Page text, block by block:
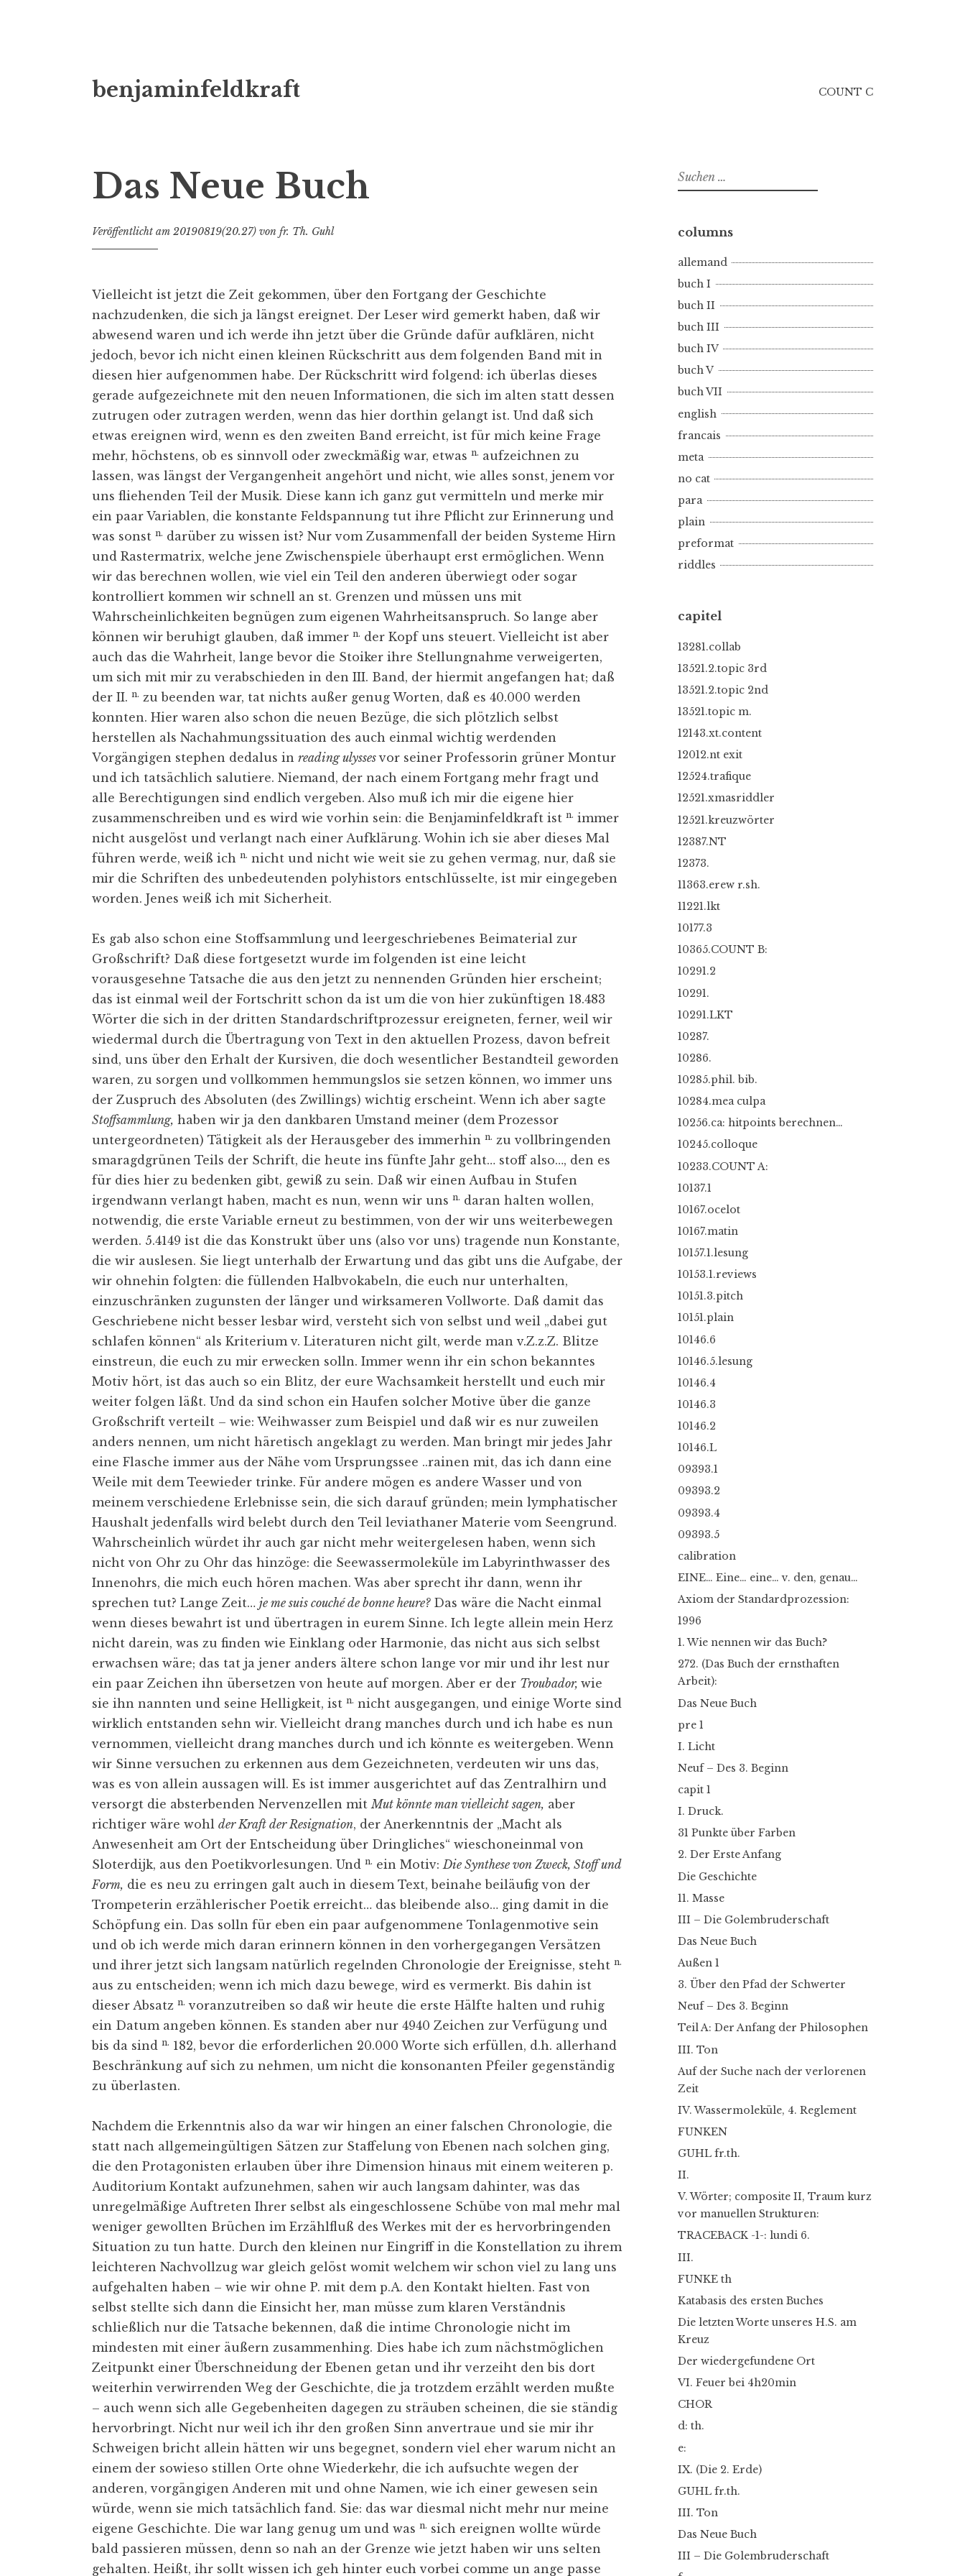
Inhalt
benjaminfeldkraft COUNT C
Das Neue Buch
Veröffentlicht am 20190819(20.27) von fr. Th. Guhl
Vielleicht ist jetzt die Zeit gekommen, über den Fortgang der Geschichte
nachzudenken, die sich ja längst ereignet. Der Leser wird gemerkt haben, daß wir
abwesend waren und ich werde ihn jetzt über die Gründe dafür aufklären, nicht
jedoch, bevor ich nicht einen kleinen Rückschritt aus dem folgenden Band mit in
diesen hier aufgenommen habe. Der Rückschritt wird folgend: ich überlas dieses
gerade aufgezeichnete mit den neuen Informationen, die sich im alten statt dessen
zutrugen oder zutragen werden, wenn das hier dorthin gelangt ist. Und daß sich
etwas ereignen wird, wenn es den zweiten Band erreicht, ist für mich keine Frage
mehr, höchstens, ob es sinnvoll oder zweckmäßig war, etwas n. aufzeichnen zu
lassen, was längst der Vergangenheit angehört und nicht, wie alles sonst, jenem vor
uns fliehenden Teil der Musik. Diese kann ich ganz gut vermitteln und merke mir
ein paar Variablen, die konstante Feldspannung tut ihre Pflicht zur Erinnerung und
was sonst n. darüber zu wissen ist? Nur vom Zusammenfall der beiden Systeme Hirn
und Rastermatrix, welche jene Zwischenspiele überhaupt erst ermöglichen. Wenn
wir das berechnen wollen, wie viel ein Teil den anderen überwiegt oder sogar
kontrolliert kommen wir schnell an st. Grenzen und müssen uns mit
Wahrscheinlichkeiten begnügen zum eigenen Wahrheitsanspruch. So lange aber
können wir beruhigt glauben, daß immer n. der Kopf uns steuert. Vielleicht ist aber
auch das die Wahrheit, lange bevor die Stoiker ihre Stellungnahme verweigerten,
um sich mit mir zu verabschieden in den III. Band, der hiermit angefangen hat; daß
der II. n. zu beenden war, tat nichts außer genug Worten, daß es 40.000 werden
konnten. Hier waren also schon die neuen Bezüge, die sich plötzlich selbst
herstellen als Nachahmungssituation des auch einmal wichtig werdenden
Vorgängigen stephen dedalus in reading ulyssesvor seiner Professorin grüner Montur
und ich tatsächlich salutiere. Niemand, der nach einem Fortgang mehr fragt und
alle Berechtigungen sind endlich vergeben. Also muß ich mir die eigene hier
zusammenschreiben und es wird wie vorhin sein: die Benjaminfeldkraft ist n. immer
nicht ausgelöst und verlangt nach einer Aufklärung. Wohin ich sie aber dieses Mal
führen werde, weiß ich n. nicht und nicht wie weit sie zu gehen vermag, nur, daß sie
mir die Schriften des unbedeutenden polyhistors entschlüsselte, ist mir eingegeben
worden. Jenes weiß ich mit Sicherheit.
Es gab also schon eine Stoffsammlung und leergeschriebenes Beimaterial zur
Großschrift? Daß diese fortgesetzt wurde im folgenden ist eine leicht
vorausgesehne Tatsache die aus den jetzt zu nennenden Gründen hier erscheint;
das ist einmal weil der Fortschritt schon da ist um die von hier zukünftigen 18.483
Wörter die sich in der dritten Standardschriftprozessur ereigneten, ferner, weil wir
wiedermal durch die Übertragung von Text in den aktuellen Prozess, davon befreit
sind, uns über den Erhalt der Kursiven, die doch wesentlicher Bestandteil geworden
waren, zu sorgen und vollkommen hemmungslos sie setzen können, wo immer uns
der Zuspruch des Absoluten (des Zwillings) wichtig erscheint. Wenn ich aber sagte
Stoffsammlung, haben wir ja den dankbaren Umstand meiner (dem Prozessor
untergeordneten) Tätigkeit als der Herausgeber des immerhin n. zu vollbringenden
smaragdgrünen Teils der Schrift, die heute ins fünfte Jahr geht… stoff also…, den es
für dies hier zu bedenken gibt, gewiß zu sein. Daß wir einen Aufbau in Stufen
irgendwann verlangt haben, macht es nun, wenn wir uns n. daran halten wollen,
notwendig, die erste Variable erneut zu bestimmen, von der wir uns weiterbewegen
werden. 5.4149 ist die das Konstrukt über uns (also vor uns) tragende nun Konstante,
die wir auslesen. Sie liegt unterhalb der Erwartung und das gibt uns die Aufgabe, der
wir ohnehin folgten: die füllenden Halbvokabeln, die euch nur unterhalten,
einzuschränken zugunsten der länger und wirksameren Vollworte. Daß damit das
Geschriebene nicht besser lesbar wird, versteht sich von selbst und weil „dabei gut
schlafen können“ als Kriterium v. Literaturen nicht gilt, werde man v.Z.z.Z. Blitze
einstreun, die euch zu mir erwecken solln. Immer wenn ihr ein schon bekanntes
Motiv hört, ist das auch so ein Blitz, der eure Wachsamkeit herstellt und euch mir
weiter folgen läßt. Und da sind schon ein Haufen solcher Motive über die ganze
Großschrift verteilt – wie: Weihwasser zum Beispiel und daß wir es nur zuweilen
anders nennen, um nicht häretisch angeklagt zu werden. Man bringt mir jedes Jahr
eine Flasche immer aus der Nähe vom Ursprungssee ..rainen mit, das ich dann eine
Weile mit dem Teewieder trinke. Für andere mögen es andere Wasser und von
meinem verschiedene Erlebnisse sein, die sich darauf gründen; mein lymphatischer
Haushalt jedenfalls wird belebt durch den Teil leviathaner Materie vom Seengrund.
Wahrscheinlich würdet ihr auch gar nicht mehr weitergelesen haben, wenn sich
nicht von Ohr zu Ohr das hinzöge: die Seewassermoleküle im Labyrinthwasser des
Innenohrs, die mich euch hören machen. Was aber sprecht ihr dann, wenn ihr
sprechen tut? Lange Zeit… je me suis couché de bonne heure?Das wäre die Nacht einmal
wenn dieses bewahrt ist und übertragen in eurem Sinne. Ich legte allein mein Herz
nicht darein, was zu finden wie Einklang oder Harmonie, das nicht aus sich selbst
erwachsen wäre; das tat ja jener anders ältere schon lange vor mir und ihr lest nur
ein paar Zeichen ihn übersetzen von heute auf morgen. Aber er der Troubador, wie
sie ihn nannten und seine Helligkeit, ist n. nicht ausgegangen, und einige Worte sind
wirklich entstanden sehn wir. Vielleicht drang manches durch und ich habe es nun
vernommen, vielleicht drang manches durch und ich könnte es weitergeben. Wenn
wir Sinne versuchen zu erkennen aus dem Gezeichneten, verdeuten wir uns das,
was es von allein aussagen will. Es ist immer ausgerichtet auf das Zentralhirn und
versorgt die absterbenden Nervenzellen mitMut könnte man vielleicht sagen, aber
richtiger wäre wohl der Kraft der Resignation, der Anerkenntnis der „Macht als
Anwesenheit am Ort der Entscheidung über Dringliches“ wieschoneinmal von
Sloterdijk, aus den Poetikvorlesungen. Und n. ein Motiv:Die Synthese von Zweck, Stoff und
Form, die es neu zu erringen galt auch in diesem Text, beinahe beiläufig von der
Trompeterin erzählerischer Poetik erreicht… das bleibende also… ging damit in die
Schöpfung ein. Das solln für eben ein paar aufgenommene Tonlagenmotive sein
und ob ich werde mich daran erinnern können in den vorhergegangen Versätzen
und ihrer jetzt sich langsam natürlich regelnden Chronologie der Ereignisse, steht n.
aus zu entscheiden; wenn ich mich dazu bewege, wird es vermerkt. Bis dahin ist
dieser Absatz n. voranzutreiben so daß wir heute die erste Hälfte halten und ruhig
ein Datum angeben können. Es standen aber nur 4940 Zeichen zur Verfügung und
bis da sind n. 182, bevor die erforderlichen 20.000 Worte sich erfüllen, d.h. allerhand
Beschränkung auf sich zu nehmen, um nicht die konsonanten Pfeiler gegenständig
zu überlasten.
Nachdem die Erkenntnis also da war wir hingen an einer falschen Chronologie, die
statt nach allgemeingültigen Sätzen zur Staffelung von Ebenen nach solchen ging,
die den Protagonisten erlauben über ihre Dimension hinaus mit einem weiteren p.
Auditorium Kontakt aufzunehmen, sahen wir auch langsam dahinter, was das
unregelmäßige Auftreten Ihrer selbst als eingeschlossene Schübe von mal mehr mal
weniger gewollten Brüchen im Erzählfluß des Werkes mit der es hervorbringenden
Situation zu tun hatte. Durch den kleinen nur Eingriff in die Konstellation zu ihrem
leichteren Nachvollzug war gleich gelöst womit welchem wir schon viel zu lang uns
aufgehalten haben – wie wir ohne P. mit dem p.A. den Kontakt hielten. Fast von
selbst stellte sich dann die Einsicht her, man müsse zum klaren Verständnis
schließlich nur die Tatsache bekennen, daß die intime Chronologie nicht im
mindesten mit einer äußern zusammenhing. Dies habe ich zum nächstmöglichen
Zeitpunkt einer Überschneidung der Ebenen getan und ihr verzeiht den bis dort
weiterhin verwirrenden Weg der Geschichte, die ja trotzdem erzählt werden mußte
– auch wenn sich alle Gegebenheiten dagegen zu sträuben scheinen, die sie ständig
hervorbringt. Nicht nur weil ich ihr den großen Sinn anvertraue und sie mir ihr
Schweigen bricht allein hätten wir uns begegnet, sondern viel eher warum nicht an
einem der sowieso stillen Orte ohne Wiederkehr, die ich aufsuchte wegen der
anderen, vorgängigen Anderen mit und ohne Namen, wie ich einer gewesen sein
würde, wenn sie mich tatsächlich fand. Sie: das war diesmal nicht mehr nur meine
eigene Geschichte. Die war lang genug um und was n. sich ereignen wollte würde
bald passieren müssen, denn so nah an der Grenze wie jetzt haben wir uns selten
gehalten. Heißt, ihr sollt wissen ich geh hinter euch vorbei comme un ange passe
Suchen
nach:
columns
allemand
buch I
buch II
buch III
buch IV
buch V
buch VII
english
francais
meta
no cat
para
plain
preformat
riddles
capitel
13281.collab
13521.2.topic 3rd
13521.2.topic 2nd
13521.topic m.
12143.xt.content
12012.nt exit
12524.trafique
12521.xmasriddler
12521.kreuzwörter
12387.NT
12373.
11363.erew r.sh.
11221.lkt
10177.3
10365.COUNT B:
10291.2
10291.
10291.LKT
10287.
10286.
10285.phil. bib.
10284.mea culpa
10256.ca: hitpoints berechnen…
10245.colloque
10233.COUNT A:
10137.1
10167.ocelot
10167.matin
10157.1.lesung
10153.1.reviews
10151.3.pitch
10151.plain
10146.6
10146.5.lesung
10146.4
10146.3
10146.2
10146.L
09393.1
09393.2
09393.4
09393.5
calibration
EINE… Eine… eine… v. den, genau…
Axiom der Standardprozession:
1996
1. Wie nennen wir das Buch?
272. (Das Buch der ernsthaften
Arbeit):
Das Neue Buch
pre 1
I. Licht
Neuf – Des 3. Beginn
capit 1
I. Druck.
31 Punkte über Farben
2. Der Erste Anfang
Die Geschichte
11. Masse
III – Die Golembruderschaft
Das Neue Buch
Außen 1
3. Über den Pfad der Schwerter
Neuf – Des 3. Beginn
Teil A: Der Anfang der Philosophen
III. Ton
Auf der Suche nach der verlorenen
Zeit
IV. Wassermoleküle, 4. Reglement
FUNKEN
GUHL fr.th.
II.
V. Wörter; composite II, Traum kurz
vor manuellen Strukturen:
TRACEBACK -1-: lundi 6.
III.
FUNKE th
Katabasis des ersten Buches
Die letzten Worte unseres H.S. am
Kreuz
Der wiedergefundene Ort
VI. Feuer bei 4h20min
CHOR
d: th.
e:
IX. (Die 2. Erde)
GUHL fr.th.
III. Ton
Das Neue Buch
III – Die Golembruderschaft